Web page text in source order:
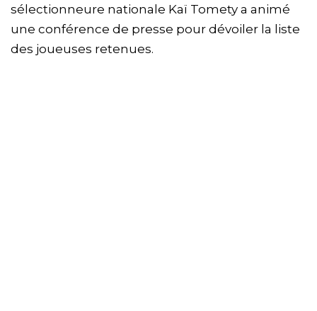
sélectionneure nationale Kaï Tomety a animé
une conférence de presse pour dévoiler la liste
des joueuses retenues.